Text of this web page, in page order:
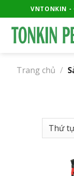
to
content
VNTONKIN -
Trang chủ /